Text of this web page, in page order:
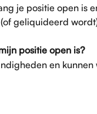
je positie open is
geliquideerd
positie open is?
en